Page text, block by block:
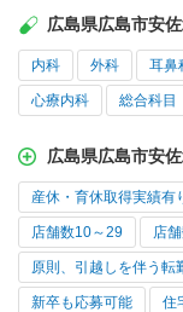
広島県広島市安
内科 外科 耳鼻
心療内科 総合科目
広島県広島市安
産休・育休取得実績有
店舗数10～29 店
原則、引越しを伴う転
新卒も応募可能 住